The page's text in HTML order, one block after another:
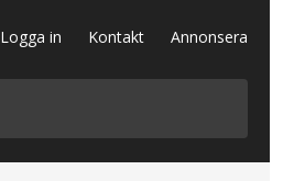
Logga in Kontakt Annonsera